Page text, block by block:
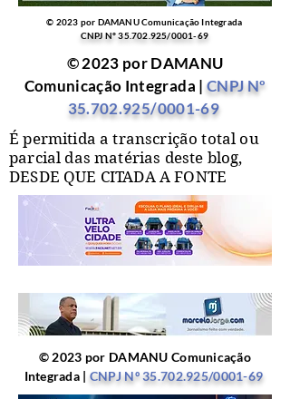
© 2023 por DAMANU Comunicação Integrada
CNPJ Nº35.702.925/0001-69
© 2023 por DAMANU
Comunicação Integrada | CNPJ Nº
35.702.925/0001-69
É permitida a transcrição total ou
parcial das matérias deste blog,
DESDE QUE CITADA A FONTE
© 2023 por DAMANU Comunicação
Integrada | CNPJ Nº35.702.925/0001-69